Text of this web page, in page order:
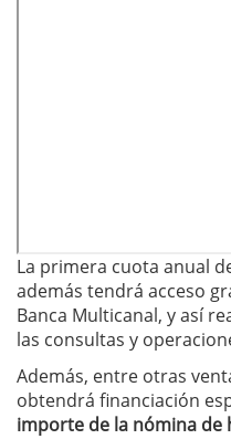
La primera cuota anual
además tendrá acceso
Banca Multicanal, y así
las consultas y
Además, entre otras
obtendrá financiación
importe de la nómina de